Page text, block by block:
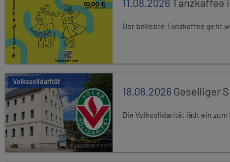
Der beliebte Tanzkaffee geht
Volkssolidarität
18.08.2026Geselliger
Die Volksolidarität lädt ein